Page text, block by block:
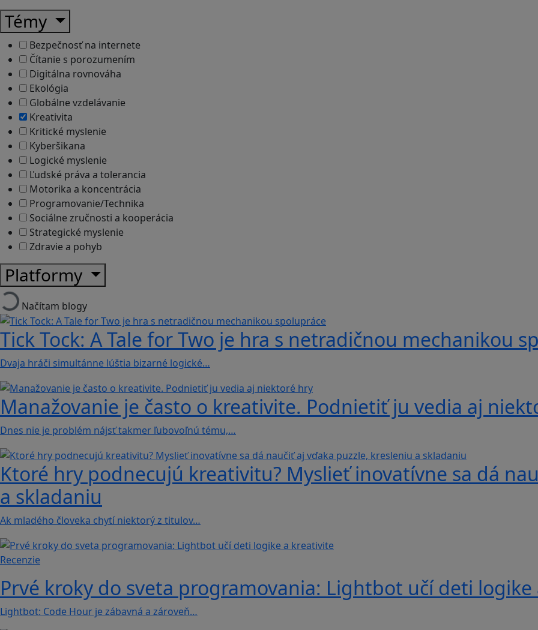
Témy
Bezpečnosť na internete
Čítanie s porozumením
Digitálna rovnováha
Ekológia
Globálne vzdelávanie
Kreativita
Kritické myslenie
Kyberšikana
Logické myslenie
Ľudské práva a tolerancia
Motorika a koncentrácia
Programovanie/Technika
Sociálne zručnosti a kooperácia
Strategické myslenie
Zdravie a pohyb
Platformy
Načítam blogy
Tick Tock: A Tale for Tw‪o je hra s netradičnou mechanikou
Dvaja hráči simultánne lúštia bizarné logické…
Manažovanie je často o kreativite. Podnietiť ju vedia aj
Dnes nie je problém nájsť takmer ľubovoľnú tému,…
Ktoré hry podnecujú kreativitu? Myslieť inovatívne sa dá
a skladaniu
Ak mladého človeka chytí niektorý z titulov…
Recenzie
Prvé kroky do sveta programovania: Lightbot učí deti
Lightbot: Code Hour je zábavná a zároveň…